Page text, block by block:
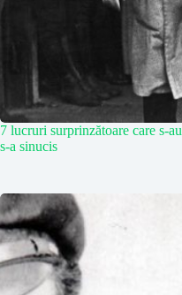
7 lucruri surprinzătoare care s-
s-a sinucis